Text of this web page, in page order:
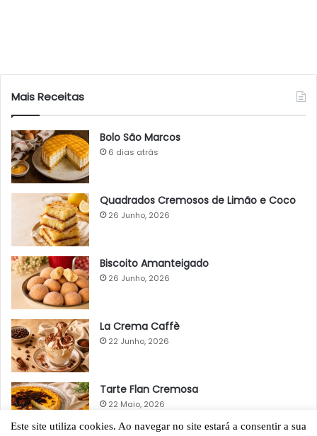
Mais Receitas
Bolo São Marcos
6 dias atrás
Quadrados Cremosos de Limão e Coco
26 Junho, 2026
Biscoito Amanteigado
26 Junho, 2026
La Crema Caffè
22 Junho, 2026
Tarte Flan Cremosa
22 Maio, 2026
Este site utiliza cookies. Ao navegar no site estará a consentir a sua